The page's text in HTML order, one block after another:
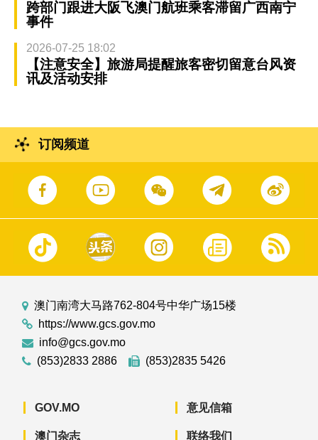
跨部门跟进大阪飞澳门航班乘客滞留广西南宁
事件
2026-07-25 18:02
【注意安全】旅游局提醒旅客密切留意台风资
讯及活动安排
订阅频道
澳门南湾大马路762-804号中华广场15楼
https://www.gcs.gov.mo
info@gcs.gov.mo
(853)2833 2886
(853)2835 5426
GOV.MO
澳门杂志
意见信箱
联络我们